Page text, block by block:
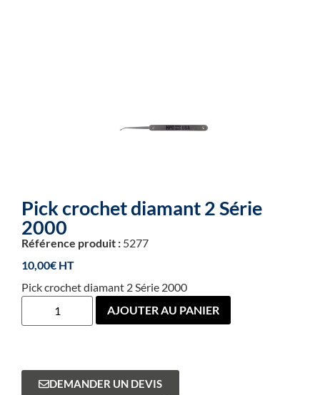
Pick crochet diamant 2 Série
2000
Référence produit : 5277
10,00€
Pick crochet diamant 2 Série 2000
AJOUTER AU PANIER
DEMANDER UN DEVIS